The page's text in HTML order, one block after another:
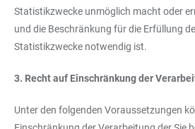
Statistikzwecke unmöglich macht oder
und die Beschränkung für die Erfüllung
Statistikzwecke notwendig ist.
3. Recht auf Einschränkung der
Unter den folgenden Voraussetzungen